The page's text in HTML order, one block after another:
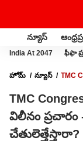
న్యూస్
India At 2047 ఫీఫా
హోమ్ న్యూస్
TMC
TMC
విలీనం
చేతులెత్తేస్తారా?